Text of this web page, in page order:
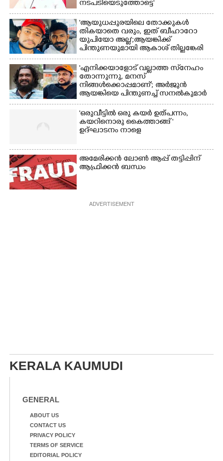
നടപടിയെടുത്തോട്ടെ'
'ആയുധപ്പുരയിലെ തോക്കുകൾ
തികയാതെ വരും, ഇത് ബീഹാറോ
യുപിയോ അല്ല';ആയങ്കിക്ക്
പിന്തുണയുമായി ആകാശ് തില്ലങ്കേരി
'എനിക്കയാളോട് വല്ലാത്ത സ്‌നേഹം
തോന്നുന്നു, മനസ്
നിങ്ങൾക്കൊപ്പമാണ്'; അർജുൻ
ആയങ്കിയെ പിന്തുണച്ച് സനൽകുമാർ
'ഒരുവീട്ടിൽ ഒരു കയർ ഉത്പന്നം,
കയറിനൊരു കൈത്താങ്ങ് '
ഉദ്ഘാടനം നാളെ
അമേരിക്കൻ ലോൺ ആപ്പ് തട്ടിപ്പിന്
ആഫ്രിക്കൻ ബന്ധം
ADVERTISEMENT
KERALA KAUMUDI
GENERAL
ABOUT US
CONTACT US
PRIVACY POLICY
TERMS OF SERVICE
EDITORIAL POLICY